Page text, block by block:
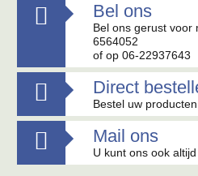
 Bel ons
Bel ons gerust voor
6564052
of op 06-22937643
 Direct
Bestel uw producten
 Mail ons
U kunt ons ook